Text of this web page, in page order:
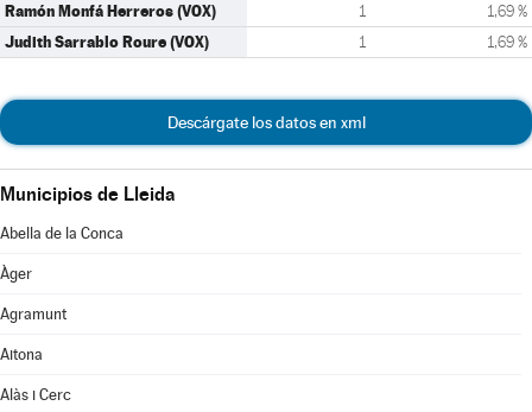
Ramón Monfá Herreros (VOX) 1 1,69 %
Judith Sarrablo Roure (VOX) 1 1,69 %
Descárgate los datos en xml
Municipios de Lleida
Abella de la Conca
Àger
Agramunt
Aitona
Alàs i Cerc